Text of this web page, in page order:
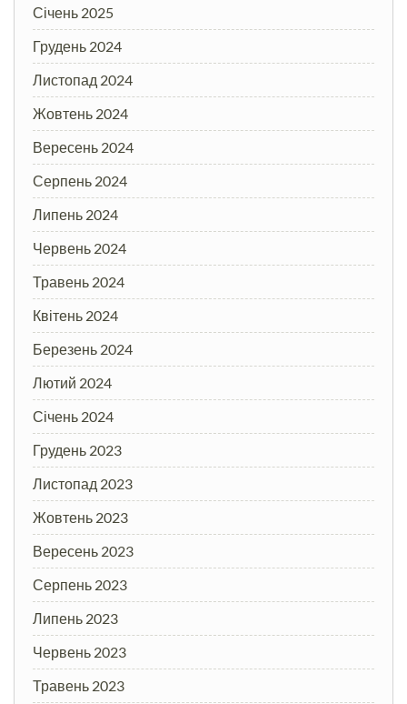
Січень 2025
Грудень 2024
Листопад 2024
Жовтень 2024
Вересень 2024
Серпень 2024
Липень 2024
Червень 2024
Травень 2024
Квітень 2024
Березень 2024
Лютий 2024
Січень 2024
Грудень 2023
Листопад 2023
Жовтень 2023
Вересень 2023
Серпень 2023
Липень 2023
Червень 2023
Травень 2023